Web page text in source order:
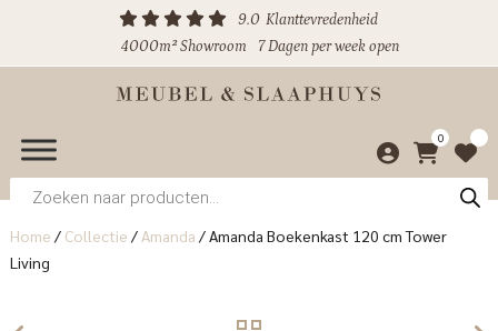
9.0 Klanttevredenheid
4000m² Showroom
7 Dagen per week open
0
Producten
zoeken
Home / Collectie / Amanda /Amanda Boekenkast 120 cm Tower
Living